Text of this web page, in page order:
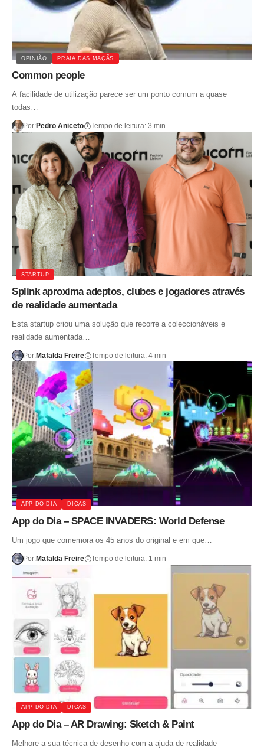
OPINIÃO PRAIA DAS MAÇÃS
Common people
A facilidade de utilização parece ser um ponto comum a quase
todas…
Por:Pedro Aniceto Tempo de leitura: 3 min
STARTUP
Splink aproxima adeptos, clubes e jogadores através
de realidade aumentada
Esta startup criou uma solução que recorre a coleccionáveis e
realidade aumentada…
Por:Mafalda Freire Tempo de leitura: 4 min
APP DO DIA DICAS
App do Dia – SPACE INVADERS: World Defense
Um jogo que comemora os 45 anos do original e em que…
Por:Mafalda Freire Tempo de leitura: 1 min
APP DO DIA DICAS
App do Dia – AR Drawing: Sketch & Paint
Melhore a sua técnica de desenho com a ajuda de realidade